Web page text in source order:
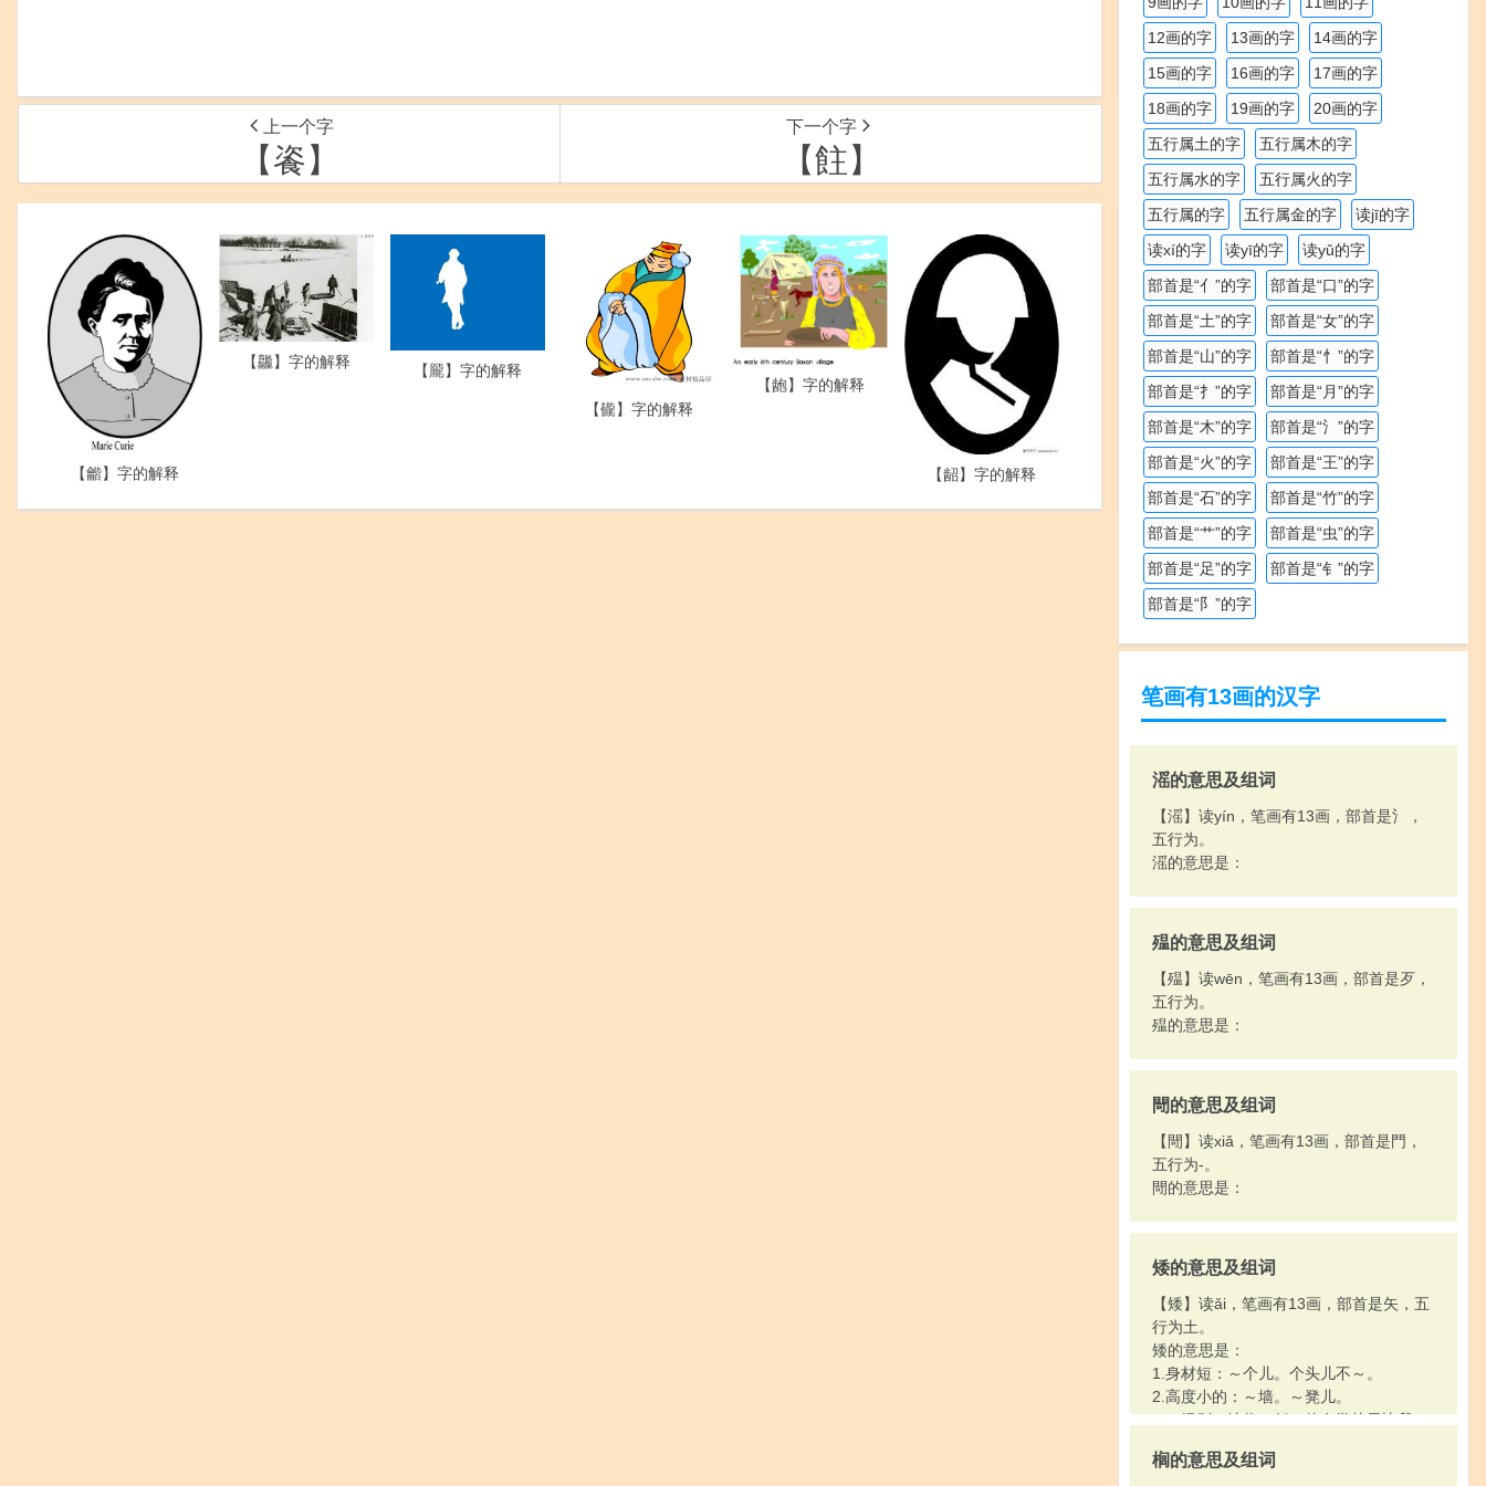
上一个字
【餈】
下一个字
【飳】
【龤】字的解释
【龘】字的解释
【龎】字的解释
【龓】字的解释
【龅】字的解释
【龆】字的解释
12画的字
13画的字
14画的字
15画的字
16画的字
17画的字
18画的字
19画的字
20画的字
五行属土的字
五行属木的字
五行属水的字
五行属火的字
五行属的字
五行属金的字
读jī的字
读xí的字
读yī的字
读yǔ的字
部首是“亻”的字
部首是“口”的字
部首是“土”的字
部首是“女”的字
部首是“山”的字
部首是“忄”的字
部首是“扌”的字
部首是“月”的字
部首是“木”的字
部首是“氵”的字
部首是“火”的字
部首是“王”的字
部首是“石”的字
部首是“竹”的字
部首是“艹”的字
部首是“虫”的字
部首是“足”的字
部首是“钅”的字
部首是“阝”的字
笔画有13画的汉字
滛的意思及组词
【滛】读yín，笔画有13画，部首是氵，
五行为。
滛的意思是：
殟的意思及组词
【殟】读wēn，笔画有13画，部首是歹，
五行为。
殟的意思是：
閜的意思及组词
【閜】读xiǎ，笔画有13画，部首是門，
五行为-。
閜的意思是：
矮的意思及组词
【矮】读ǎi，笔画有13画，部首是矢，五
行为土。
矮的意思是：
1.身材短：～个儿。个头儿不～。
2.高度小的：～墙。～凳儿。
3.（级别、地位）低：他在学校里比我～
榈的意思及组词